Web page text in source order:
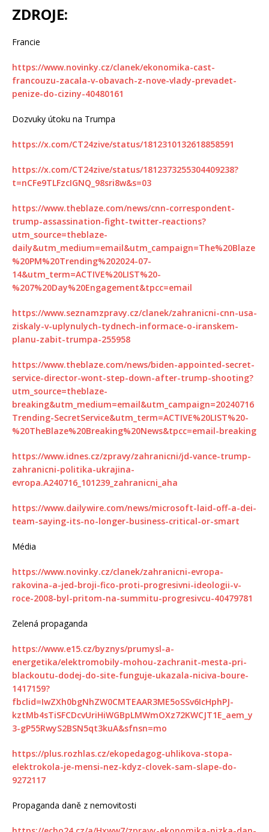
ZDROJE:
Francie
https://www.novinky.cz/clanek/ekonomika-cast-
francouzu-zacala-v-obavach-z-nove-vlady-prevadet-
penize-do-ciziny-40480161
Dozvuky útoku na Trumpa
https://x.com/CT24zive/status/1812310132618858591
https://x.com/CT24zive/status/1812373255304409238?
t=nCFe9TLFzcIGNQ_98sri8w&s=03
https://www.theblaze.com/news/cnn-correspondent-
trump-assassination-fight-twitter-reactions?
utm_source=theblaze-
daily&utm_medium=email&utm_campaign=The%20Blaze
%20PM%20Trending%202024-07-
14&utm_term=ACTIVE%20LIST%20-
%207%20Day%20Engagement&tpcc=email
https://www.seznamzpravy.cz/clanek/zahranicni-cnn-usa-
ziskaly-v-uplynulych-tydnech-informace-o-iranskem-
planu-zabit-trumpa-255958
https://www.theblaze.com/news/biden-appointed-secret-
service-director-wont-step-down-after-trump-shooting?
utm_source=theblaze-
breaking&utm_medium=email&utm_campaign=20240716
Trending-SecretService&utm_term=ACTIVE%20LIST%20-
%20TheBlaze%20Breaking%20News&tpcc=email-breaking
https://www.idnes.cz/zpravy/zahranicni/jd-vance-trump-
zahranicni-politika-ukrajina-
evropa.A240716_101239_zahranicni_aha
https://www.dailywire.com/news/microsoft-laid-off-a-dei-
team-saying-its-no-longer-business-critical-or-smart
Média
https://www.novinky.cz/clanek/zahranicni-evropa-
rakovina-a-jed-broji-fico-proti-progresivni-ideologii-v-
roce-2008-byl-pritom-na-summitu-progresivcu-40479781
Zelená propaganda
https://www.e15.cz/byznys/prumysl-a-
energetika/elektromobily-mohou-zachranit-mesta-pri-
blackoutu-dodej-do-site-funguje-ukazala-niciva-boure-
1417159?
fbclid=IwZXh0bgNhZW0CMTEAAR3ME5oSSv6IcHphPJ-
kztMb4sTiSFCDcvUriHiWGBpLMWmOXz72KWCJT1E_aem_y
3-gP55RwyS2BSN5qt3kuA&sfnsn=mo
https://plus.rozhlas.cz/ekopedagog-uhlikova-stopa-
elektrokola-je-mensi-nez-kdyz-clovek-sam-slape-do-
9272117
Propaganda daně z nemovitosti